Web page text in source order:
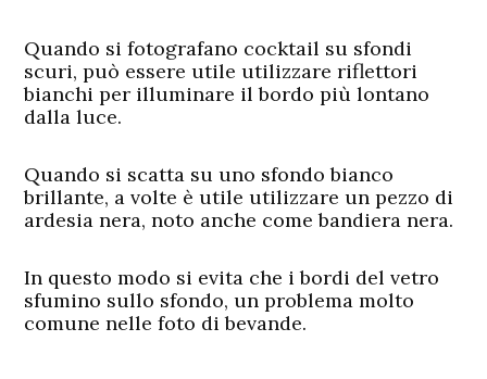
Quando si fotografano cocktail su sfondi
scuri, può essere utile utilizzare riflettori
bianchi per illuminare il bordo più lontano
dalla luce.
Quando si scatta su uno sfondo bianco
brillante, a volte è utile utilizzare un pezzo di
ardesia nera, noto anche come bandiera nera.
In questo modo si evita che i bordi del vetro
sfumino sullo sfondo, un problema molto
comune nelle foto di bevande.